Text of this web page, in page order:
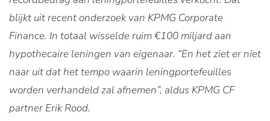
blijkt uit recent onderzoek van KPMG Corporate
Finance. In totaal wisselde ruim €100 miljard aan
hypothecaire leningen van eigenaar. “En het ziet er niet
naar uit dat het tempo waarin leningportefeuilles
worden verhandeld zal afnemen”, aldus KPMG CF
partner Erik Rood.